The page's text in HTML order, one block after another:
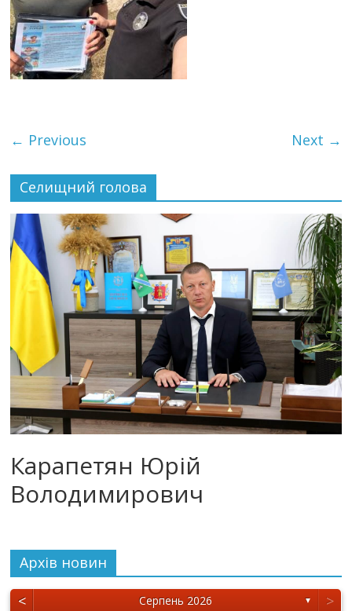
← Previous Next →
Селищний голова
Карапетян Юрій
Володимирович
Архiв новин
< Серпень 2026 ▼ >